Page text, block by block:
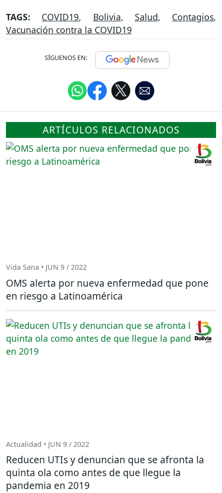
TAGS: COVID19, Bolivia, Salud, Contagios,
Vacunación contra la COVID19
SÍGUENOS EN:
ARTÍCULOS RELACIONADOS
Vida Sana • JUN 9 / 2022
OMS alerta por nueva enfermedad que pone
en riesgo a Latinoamérica
Actualidad • JUN 9 / 2022
Reducen UTIs y denuncian que se afronta la
quinta ola como antes de que llegue la
pandemia en 2019